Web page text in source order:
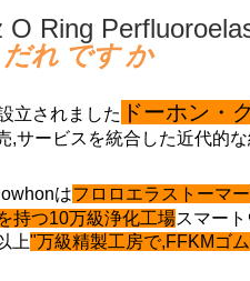
O Ring
れ です か
立されました ドーホン・
,サービスを統合した近代的
はフロロエラストーマ
持つ10万級浄化工場スマー
上"万級精製工房で,FFKMゴ